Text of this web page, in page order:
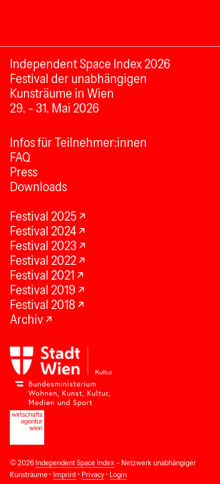
Independent Space Index 2026
Festival der unabhängigen
Kunsträume in Wien
29. - 31. Mai 2026
Infos für Teilnehmer:innen
FAQ
Press
Downloads
Festival 2025
Festival 2024
Festival 2023
Festival 2022
Festival 2021
Festival 2019
Festival 2018
Archiv
© 2026 Independent Space Index – Netzwerk unabhängiger
Kunsträume • Imprint • Privacy • Login